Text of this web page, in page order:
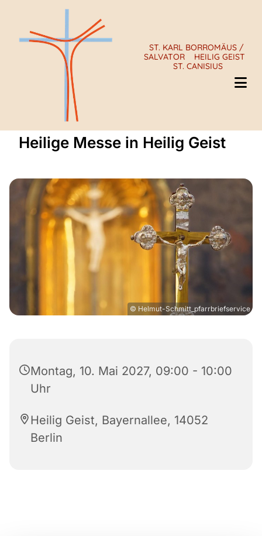
ST. KARL BORROMÄUS /
SALVATOR
HEILIG GEIST
ST. CANISIUS
Heilige Messe in Heilig Geist
© Helmut-Schmitt_pfarrbriefservice
Montag, 10. Mai 2027, 09:00 - 10:00
Uhr
Heilig Geist, Bayernallee, 14052
Berlin